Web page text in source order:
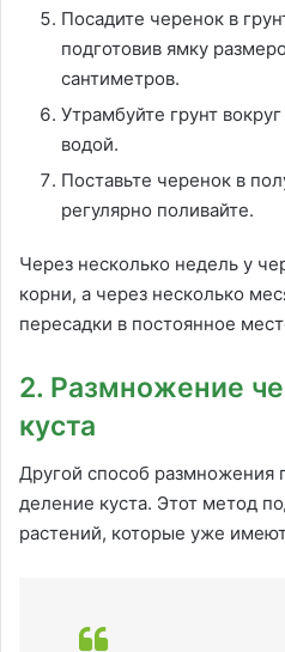
Посадите черенок в
подготовив ямку
сантиметров.
Утрамбуйте грунт
водой.
Поставьте черенок в
регулярно поливайте.
Через несколько недель у
корни, а через несколько
пересадки в постоянное
2. Размножение
куста
Другой способ размножения
деление куста. Этот метод
растений, которые уже